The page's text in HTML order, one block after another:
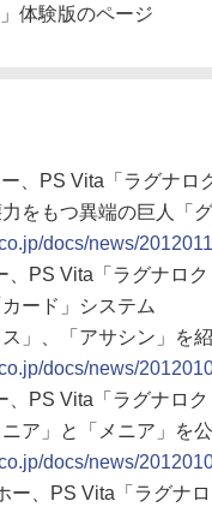
体験版のページ
、PS Vita「ラグナロ
をもつ異端の巨人「
docs/news/
、PS Vita「ラグナロク
ード」システム
」、「アサシン」を
docs/news/
、PS Vita「ラグナロク
ア」と「メニア」を
docs/news/
ー、PS Vita「ラグナロ